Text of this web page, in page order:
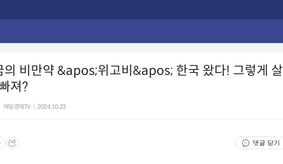
의 비만약 &apos;위고비&apos; 한국 왔다! 그렇게 살
져?
매일경제TV 2024.10.23
댓글 닫기